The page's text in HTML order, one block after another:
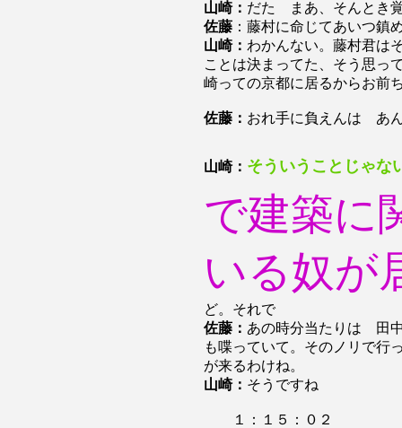
山崎： だた まあ、そんとき
佐藤 ：藤村に命じてあいつ鎮
山崎： わかんない。藤村君は
ことは決まってた、そう思っ
崎っての京都に居るからお前
佐藤： おれ手に負えんは あ
山崎： そういうことじゃな
で建築に
いる奴が
ど。それで
佐藤： あの時分当たりは 田
も喋っていて。そのノリで行
が来るわけね。
山崎： そうですね
１：１５：０２